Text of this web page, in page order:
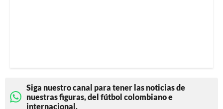
Siga nuestro canal para tener las noticias de
nuestras figuras, del fútbol colombiano e
internacional.